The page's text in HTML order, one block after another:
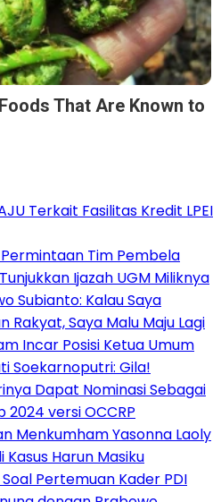
That Are Known to
Terkait Fasilitas Kredit LPEI
Tim Pembela
Ijazah UGM Miliknya
Subianto: Kalau Saya
Saya Malu Maju Lagi
Incar Posisi Ketua Umum
Soekarnoputri: Gila!
Dapat Nominasi Sebagai
2024 versi OCCRP
Menkumham Yasonna Laoly
Harun Masiku
Pertemuan Kader PDI